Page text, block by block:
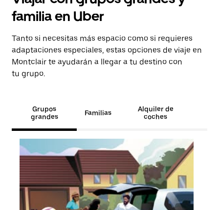
familia en Uber
Tanto si necesitas más espacio como si requieres
adaptaciones especiales, estas opciones de viaje en
Montclair te ayudarán a llegar a tu destino con
tu grupo.
Grupos
grandes
Familias
Alquiler de
coches